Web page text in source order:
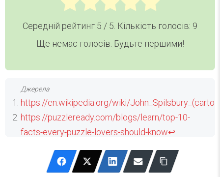
Середній рейтинг 5 / 5. Кількість голосів: 9
Ще немає голосів. Будьте першими!
https://en.wikipedia.org/wiki/
https://puzzleready.com/blogs/learn/top-10-
facts-every-puzzle-lovers-should-know↩
records/most-expensive-jigsaw-puzzle-sold-